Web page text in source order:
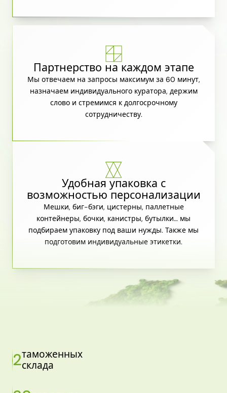
Партнерство на каждом этапе
Мы отвечаем на запросы максимум за 60 минут,
назначаем индивидуального куратора, держим
слово и стремимся к долгосрочному
сотрудничеству.
Удобная упаковка с
возможностью персонализации
Мешки, биг-бэги, цистерны, паллетные
контейнеры, бочки, канистры, бутылки… мы
подбираем упаковку под ваши нужды. Также мы
подготовим индивидуальные этикетки.
2таможенных
склада